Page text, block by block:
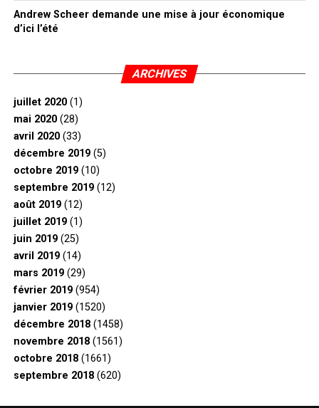
Andrew Scheer demande une mise à jour économique
d’ici l’été
ARCHIVES
juillet 2020(1)
mai 2020(28)
avril 2020(33)
décembre 2019(5)
octobre 2019(10)
septembre 2019(12)
août 2019(12)
juillet 2019(1)
juin 2019(25)
avril 2019(14)
mars 2019(29)
février 2019(954)
janvier 2019(1520)
décembre 2018(1458)
novembre 2018(1561)
octobre 2018(1661)
septembre 2018(620)